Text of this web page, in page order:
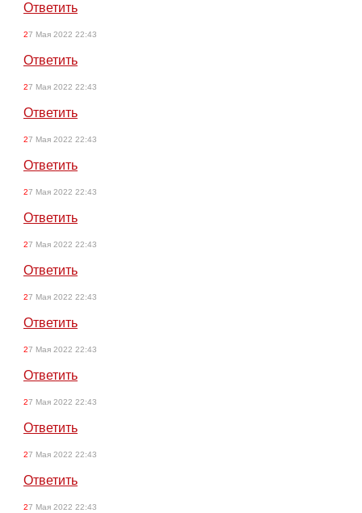
Ответить
27 Мая 2022 22:43
Ответить
27 Мая 2022 22:43
Ответить
27 Мая 2022 22:43
Ответить
27 Мая 2022 22:43
Ответить
27 Мая 2022 22:43
Ответить
27 Мая 2022 22:43
Ответить
27 Мая 2022 22:43
Ответить
27 Мая 2022 22:43
Ответить
27 Мая 2022 22:43
Ответить
27 Мая 2022 22:43